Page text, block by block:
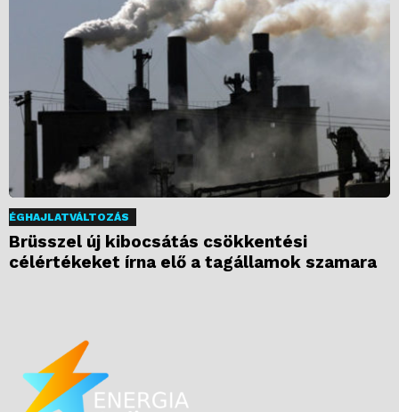
ÉGHAJLATVÁLTOZÁS
Brüsszel új kibocsátás csökkentési
célértékeket írna elő a tagállamok szamara